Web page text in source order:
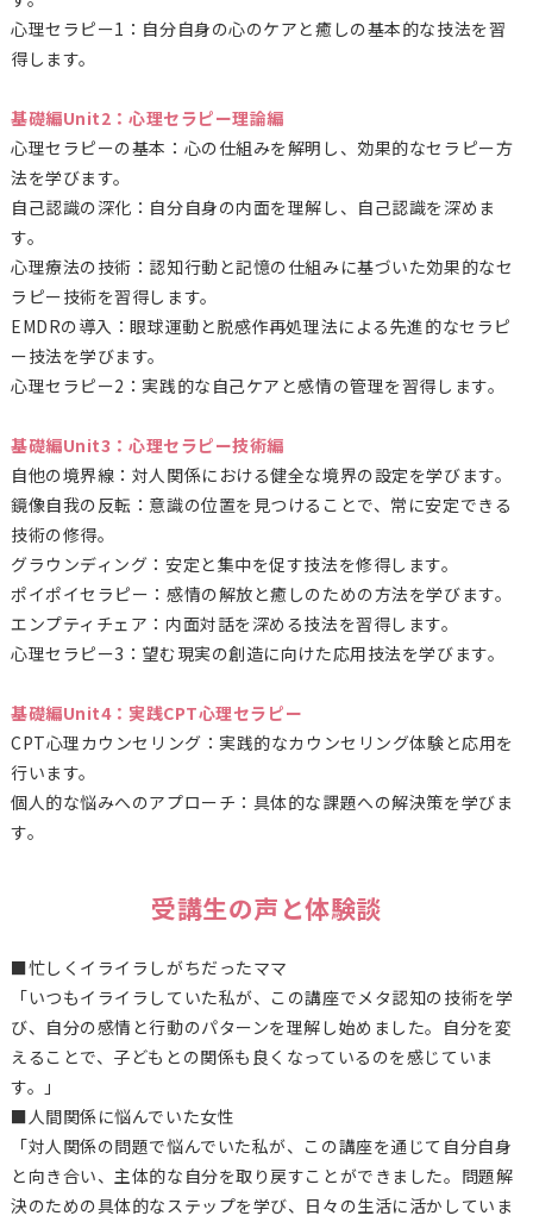
心理セラピー1：自分自身の心のケアと癒しの基本的な技法を習
得します。
基礎編Unit2：心理セラピー理論編
心理セラピーの基本：心の仕組みを解明し、効果的なセラピー方
法を学びます。
自己認識の深化：自分自身の内面を理解し、自己認識を深めま
す。
心理療法の技術：認知行動と記憶の仕組みに基づいた効果的なセ
ラピー技術を習得します。
EMDRの導入：眼球運動と脱感作再処理法による先進的なセラピ
ー技法を学びます。
心理セラピー2：実践的な自己ケアと感情の管理を習得します。
基礎編Unit3：心理セラピー技術編
自他の境界線：対人関係における健全な境界の設定を学びます。
鏡像自我の反転：意識の位置を見つけることで、常に安定できる
技術の修得。
グラウンディング：安定と集中を促す技法を修得します。
ポイポイセラピー：感情の解放と癒しのための方法を学びます。
エンプティチェア：内面対話を深める技法を習得します。
心理セラピー3：望む現実の創造に向けた応用技法を学びます。
基礎編Unit4：実践CPT心理セラピー
CPT心理カウンセリング：実践的なカウンセリング体験と応用を
行います。
個人的な悩みへのアプローチ：具体的な課題への解決策を学びま
す。
受講生の声と体験談
■忙しくイライラしがちだったママ
「いつもイライラしていた私が、この講座でメタ認知の技術を学
び、自分の感情と行動のパターンを理解し始めました。自分を変
えることで、子どもとの関係も良くなっているのを感じていま
す。」
■人間関係に悩んでいた女性
「対人関係の問題で悩んでいた私が、この講座を通じて自分自身
と向き合い、主体的な自分を取り戻すことができました。問題解
決のための具体的なステップを学び、日々の生活に活かしていま